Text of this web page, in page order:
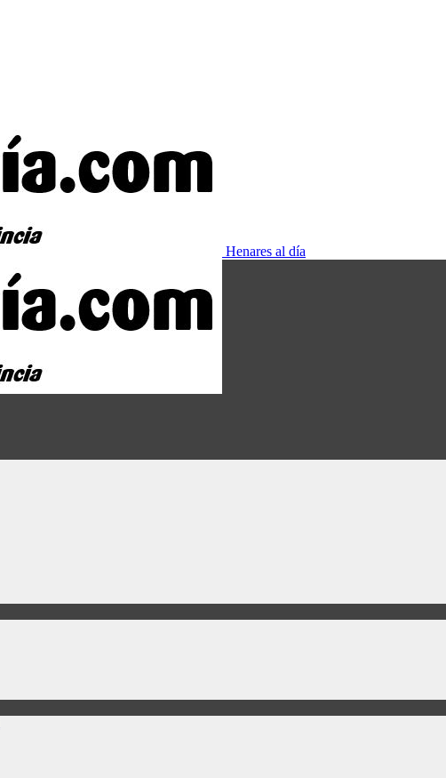
Henares al día